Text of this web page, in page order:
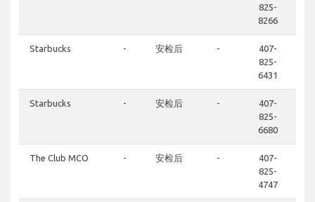
825-
8266
Starbucks - 安检后 -
407-
825-
6431
Starbucks - 安检后 -
407-
825-
6680
The Club MCO - 安检后 -
407-
825-
4747